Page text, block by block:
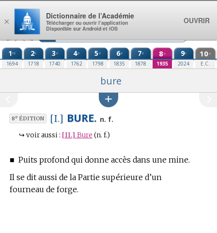
Aller au contenu
1re
1694
2e
1718
3e
1740
4e
1762
5e
1798
6e
1835
7e
1878
8e
1935
9e
2024
10e
E.C.
bure
8eÉDITION [I.] BURE. n. f.
↪ voir aussi : [II.] Bure (n. f.)
■ Puits profond qui donne accès dans une mine.
Il se dit aussi de la Partie supérieure d’un
fourneau de forge.
×
Dictionnaire de l’Académie
Télécharger ou ouvrir l’application
Disponible sur Android et iOS
OUVRIR